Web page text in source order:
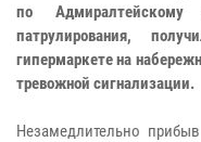
по
патрулирования,
гипермаркете на
тревожной сигнализации.
Незамедлительно